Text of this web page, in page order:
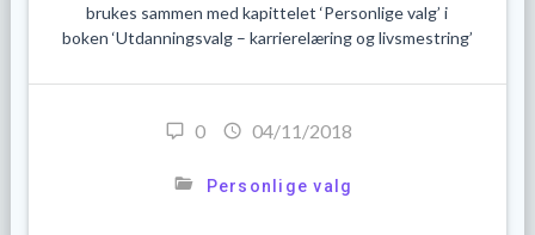
brukes sammen med kapittelet ‘Personlige valg’ i
boken ‘Utdanningsvalg – karrierelæring og livsmestring’
0 04/11/2018
Personlige valg